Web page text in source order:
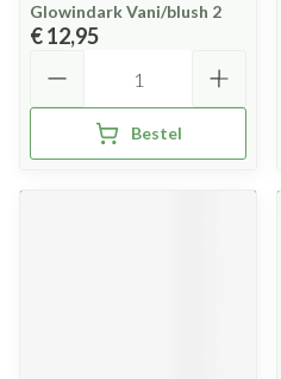
Glowindark Vani/blush 2
€ 12,95
Bestel